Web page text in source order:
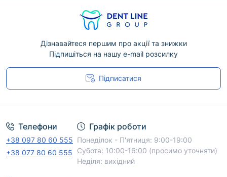
Дізнавайтеся першим про акції та знижки
Підпишіться на нашу e-mail розсилку
Підписатися
Телефони
+38 097 80 60 555
+38 077 80 60 555
Графік роботи
Понеділок - П'ятниця: 9:00-19:00
Субота: 10:00-16:00 (просимо уточняти)
Неділя: вихідний